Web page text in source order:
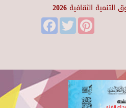
الثقافية 2026
FacebookTwitter